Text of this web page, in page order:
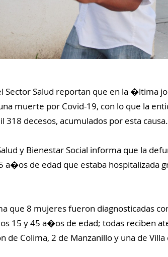
Sector Salud reportan que en la �ltima
muerte por Covid-19, con lo que la
318 decesos, acumulados por esta causa.
y Bienestar Social informa que la
a�os de edad que estaba hospitalizada
que 8 mujeres fueron diagnosticadas
los 15 y 45 a�os de edad; todas reciben
de Colima, 2 de Manzanillo y una de